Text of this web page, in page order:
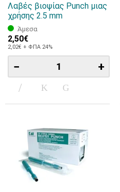
Λαβές βιοψίας Punch μιας
χρήσης 2.5 mm
Άμεσα
2,50€
2,02€ + ΦΠΑ 24%
− +